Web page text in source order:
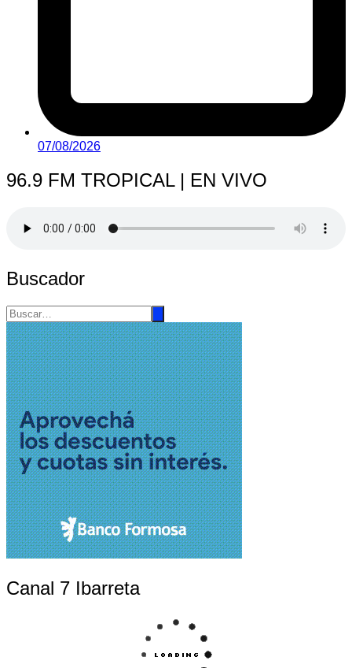
07/08/2026
96.9 FM TROPICAL | EN VIVO
Buscador
Canal 7 Ibarreta